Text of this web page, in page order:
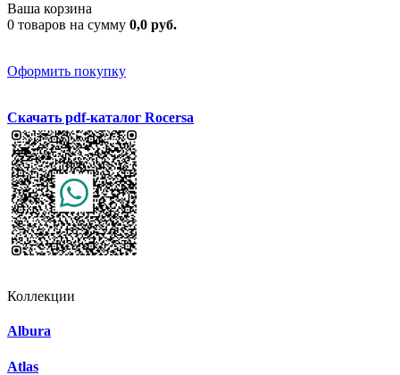
Ваша корзина
0 товаров на сумму 0,0 руб.
Оформить покупку
Скачать pdf-каталог Rocersa
Коллекции
Albura
Atlas